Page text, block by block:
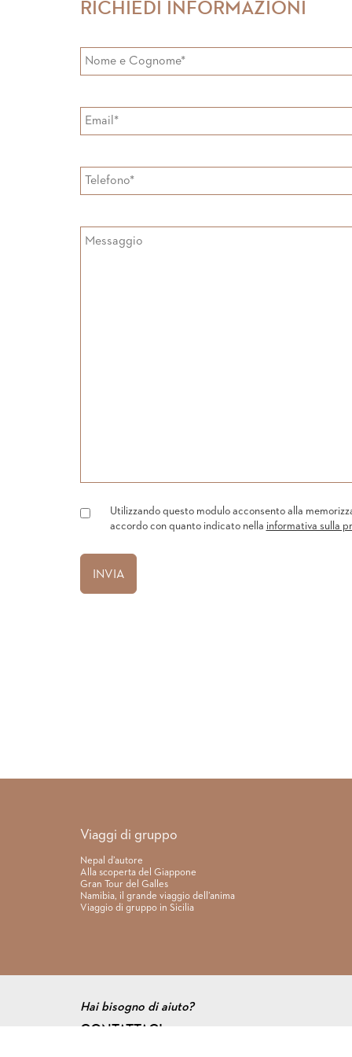
RICHIEDI INFORMAZIONI
Utilizzando questo modulo acconsento alla
accordo con quanto indicato nella informativa sulla
Viaggi di gruppo
Nepal d’autore
Alla scoperta del Giappone
Gran Tour del Galles
Namibia, il grande viaggio dell’anima
Viaggio di gruppo in Sicilia
Hai bisogno di aiuto?
CONTATTACI